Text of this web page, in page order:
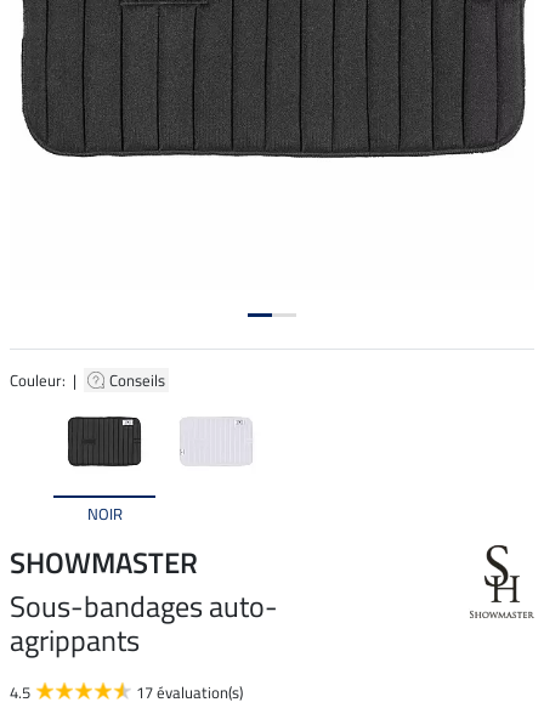
Couleur: | Conseils
NOIR
SHOWMASTER
Sous-bandages auto-
agrippants
4.5 17 évaluation(s)